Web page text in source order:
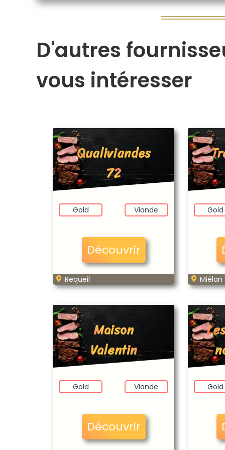
D'autres
vous intéresser
Qualiviandes
72
Gold Viande
Découvrir
Requeil
Gold
Miélan
Maison
Valentin
Gold Viande
Découvrir
Gold